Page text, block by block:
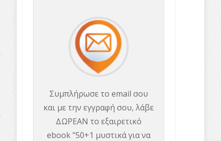
Συμπλήρωσε το email σου
και με την εγγραφή σου, λάβε
ΔΩΡΕΑΝ το εξαιρετικό
ebook "50+1 μυστικά για να